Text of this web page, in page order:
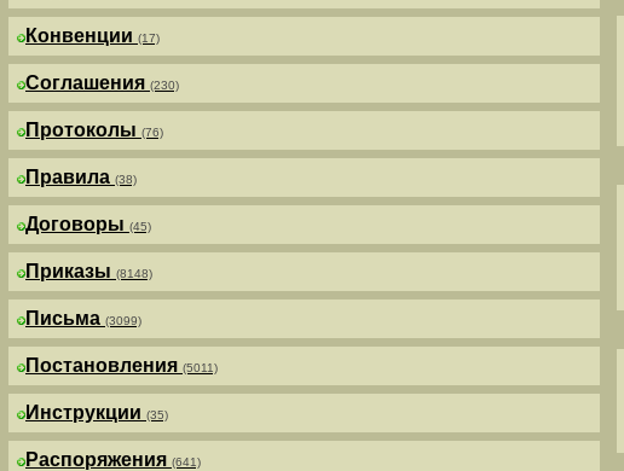
Конвенции (17)
Соглашения (230)
Протоколы (76)
Правила (38)
Договоры (45)
Приказы (8148)
Письма (3099)
Постановления (5011)
Инструкции (35)
Распоряжения (641)